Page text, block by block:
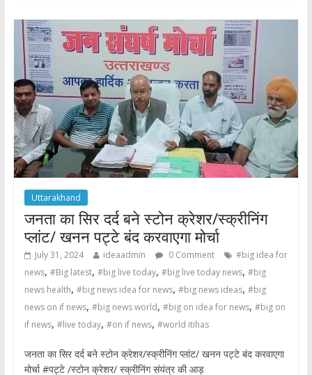
o
o
k
A
p
p
Uttarakhand
जनता का सिर दर्द बने स्टोन क्रेशर/स्क्रीनिंग
प्लांट/ खनन पट्टे बंद करवाएगा मोर्चा
July 31, 2024 ideaadmin 0 Comment
#big idea for
news, #Big latest, #big live today, #big live today news, #big
news health, #big news idea for news, #big news ideas, #big
news on if news, #big news world, #big on idea for news, #big on
if news, #live today, #on if news, #world itihas
जनता का सिर दर्द बने स्टोन क्रेशर/स्क्रीनिंग प्लांट/ खनन पट्टे बंद करवाएगा
मोर्चा #पट्टे /स्टोन क्रेशर/ स्क्रीनिंग संयंत्र की आड़